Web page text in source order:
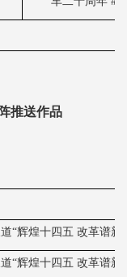
推送作品
“辉煌十四五 改革谱新
“辉煌十四五 改革谱新